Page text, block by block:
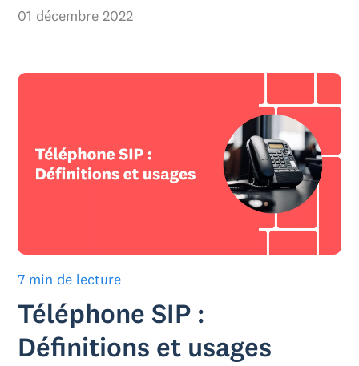
01 décembre 2022
7 min de lecture
Téléphone SIP :
Définitions et usages